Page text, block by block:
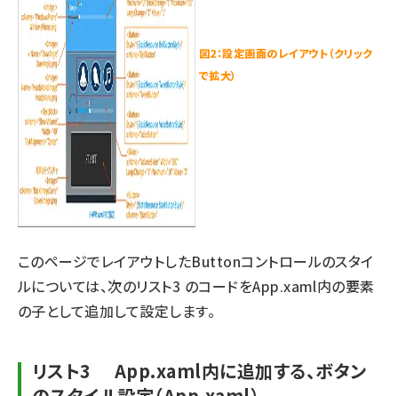
図2：設定画面のレイアウト（クリック
で拡大）
このページでレイアウトしたButtonコントロールのスタイ
ルについては、次のリスト3 のコードをApp.xaml内の要素
の子として追加して設定します。
リスト3 App.xaml内に追加する、ボタン